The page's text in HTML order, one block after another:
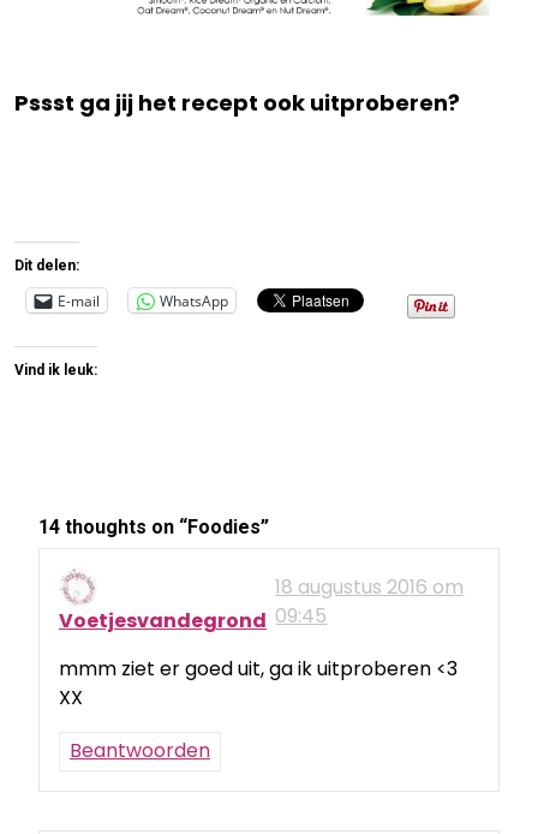
Pssst ga jij het recept ook uitproberen?
Dit delen:
E-mail WhatsApp
Vind ik leuk:
14 thoughts on “Foodies”
Voetjesvandegrond
18 augustus 2016 om
09:45
mmm ziet er goed uit, ga ik uitproberen <3
XX
Beantwoorden